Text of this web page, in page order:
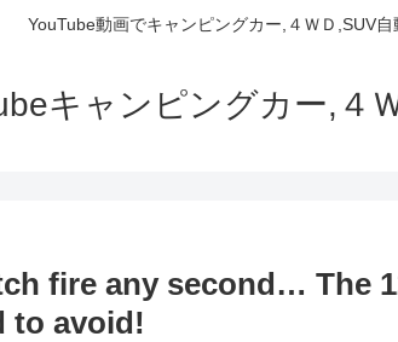
YouTube動画でキャンピングカー,４ＷＤ,SUV
キャンピングカー,４
fire any second… The
to avoid!